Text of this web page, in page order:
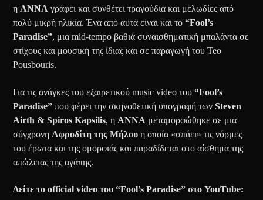
η ANNA γράφει και συνθέτει τραγούδια και μελωδίες από
πολύ μικρή ηλικία. Ένα από αυτά είναι και το“Fool’s
Paradise”, μια mid-tempo βαθιά συναισθηματική μπαλάντα σε
στίχους και μουσική της ίδιας και σε παραγωγή του Teo
Pousbouris.
Για τις ανάγκες του εξαιρετικού music video του“Fool’s
Paradise” που φέρει την σκηνοθετική υπογραφή τωνSteven
Airth &Spiros Kapsilis, η ANNA μεταμορφώθηκε σε μια
σύγχρονη Αφροδίτη της Μήλου η οποία «σπάει» τις νόρμες
του έρωτα και της ομορφιάς και παραδίδεται στο αίσθημα της
απώλειας της αγάπης.
Δείτε τοofficial videoτου“Fool’s Paradise”στοYouTube: